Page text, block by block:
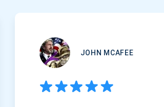
JOHN MCAFEE